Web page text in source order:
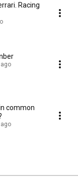
Racing
common